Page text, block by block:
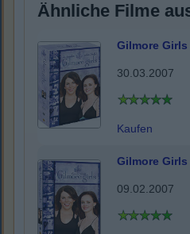
Ähnliche Filme
Gilmore
30.03.2007
Kaufen
Gilmore Girls
09.02.2007